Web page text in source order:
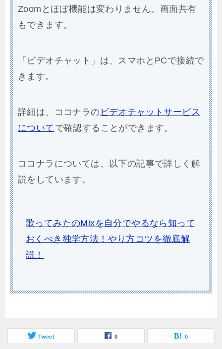
Zoomとほぼ機能は変わりません。画面共有
もできます。
「ビデオチャット」は、スマホとPCで接続で
きます。
詳細は、ココナラの ビデオチャットサービス
について で確認することができます。
ココナラについては、以下の記事で詳しく解
説をしています。
歌ってみたのMixを自分でやるなら知って
おくべき独学方法！やり方コツを徹底解
説！
Tweet 0 0